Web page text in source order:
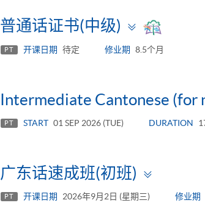
普通话证书(中级)
Toggle
panel
PT 开课日期 待定 修业期 8.5个月
Intermediate Cantonese (for
PT START 01 SEP 2026 (TUE) DURATION
广东话速成班(初班)
panel
PT 开课日期 2026年9月2日 (星期三) 修业期